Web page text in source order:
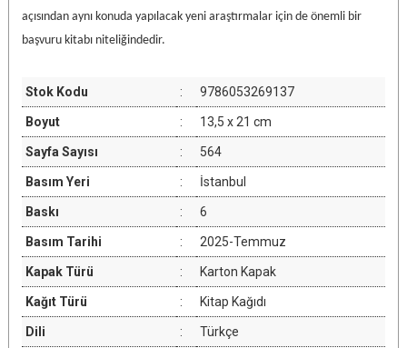
açısından aynı konuda yapılacak yeni araştırmalar için de önemli bir
başvuru kitabı niteliğindedir.
Stok Kodu : 9786053269137
Boyut : 13,5 x 21 cm
Sayfa Sayısı : 564
Basım Yeri : İstanbul
Baskı : 6
Basım Tarihi : 2025-Temmuz
Kapak Türü : Karton Kapak
Kağıt Türü : Kitap Kağıdı
Dili : Türkçe